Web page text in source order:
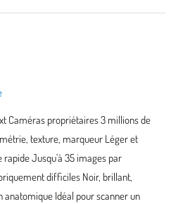
Caméras propriétaires 3 millions de
texture, marqueur Léger et
Jusqu’à 35 images par
difficiles Noir, brillant,
anatomique Idéal pour scanner un